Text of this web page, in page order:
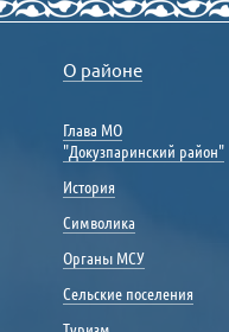
О районе
Глава МО
"Докузпаринский район"
История
Символика
Органы МСУ
Сельские поселения